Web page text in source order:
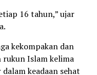
16 tahun,” ujar
kekompakan dan
rukun Islam kelima
keadaan sehat